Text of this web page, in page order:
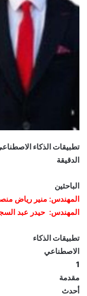
تطبيقات الذكاء
الدقيقة
الباحثين
المهندس: منير رياض
المهندس: حيدر عبد
تطبيقات الذكاء
الاصطناعي
1
مقدمة
أحدث